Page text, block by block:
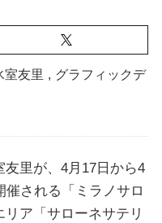
室友里 , グラフィックデ
里が、4月17日から4
催される「ミラノサロ
ア「サローネサテリ